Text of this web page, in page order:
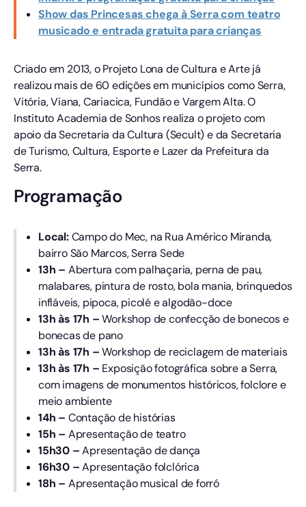
Show das Princesas chega à Serra com teatro
musicado e entrada gratuita para crianças
Criado em 2013, o Projeto Lona de Cultura e Arte já
realizou mais de 60 edições em municípios como Serra,
Vitória, Viana, Cariacica, Fundão e Vargem Alta. O
Instituto Academia de Sonhos realiza o projeto com
apoio da Secretaria da Cultura (Secult) e da Secretaria
de Turismo, Cultura, Esporte e Lazer da Prefeitura da
Serra.
Programação
Local:Campo do Mec, na Rua Américo Miranda,
bairro São Marcos, Serra Sede
13h – Abertura com palhaçaria, perna de pau,
malabares, pintura de rosto, bola mania, brinquedos
infláveis, pipoca, picolé e algodão-doce
13h às 17h –Workshop de confecção de bonecos e
bonecas de pano
13h às 17h –Workshop de reciclagem de materiais
13h às 17h – Exposição fotográfica sobre a Serra,
com imagens de monumentos históricos, folclore e
meio ambiente
14h – Contação de histórias
15h – Apresentação de teatro
15h30 –Apresentação de dança
16h30 –Apresentação folclórica
18h – Apresentação musical de forró